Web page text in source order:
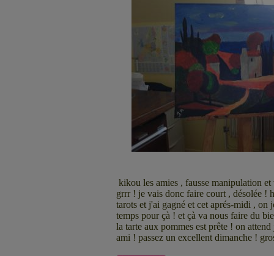
kikou les amies , fausse manipulation
grrr ! je vais donc faire court , désolée !
tarots et j'ai gagné et cet aprés-midi , on
temps pour çà ! et çà va nous faire du
la tarte aux pommes est prête ! on
ami ! passez un excellent dimanche !